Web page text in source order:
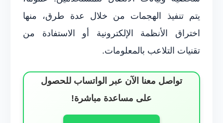
يتم تنفيذ الهجمات من خلال عدة طرق، منها
اختراق الأنظمة الإلكترونية أو الاستفادة من
تقنيات التلاعب بالمعلومات.
تواصل معنا الآن عبر الواتساب للحصول
على مساعدة مباشرة!